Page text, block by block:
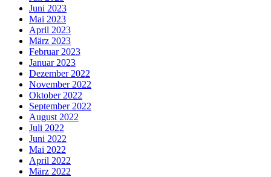
Juni 2023
Mai 2023
April 2023
März 2023
Februar 2023
Januar 2023
Dezember 2022
November 2022
Oktober 2022
September 2022
August 2022
Juli 2022
Juni 2022
Mai 2022
April 2022
März 2022